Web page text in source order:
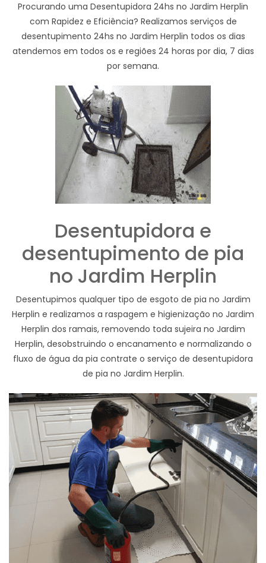
Procurando uma Desentupidora 24hs no Jardim Herplin
com Rapidez e Eficiência? Realizamos serviços de
desentupimento 24hs no Jardim Herplin todos os dias
atendemos em todos os e regiões 24 horas por dia, 7 dias
por semana.
Desentupidora e
desentupimento de pia
no Jardim Herplin
Desentupimos qualquer tipo de esgoto de pia no Jardim
Herplin e realizamos a raspagem e higienização no Jardim
Herplin dos ramais, removendo toda sujeira no Jardim
Herplin, desobstruindo o encanamento e normalizando o
fluxo de água da pia contrate o serviço de desentupidora
de pia no Jardim Herplin.